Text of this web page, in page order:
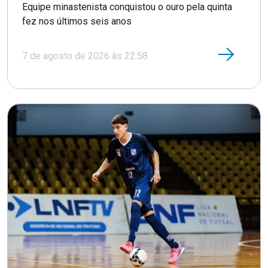
Equipe minastenista conquistou o ouro pela quinta
fez nos últimos seis anos
7 de agosto de 2026 às 22:58